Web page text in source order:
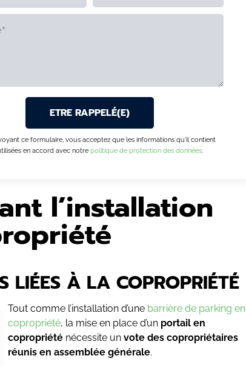
ce formulaire, vous acceptez que les informations qu'il contient
en accord avec notre politique de protection des données.
l’installation
LIÉES À LA COPROPRIÉTÉ
Tout comme l’installation d’une barrière de parking en
copropriété, la mise en place d’un portail en
copropriéténécessite un vote des copropriétaires
réunis en assemblée générale.